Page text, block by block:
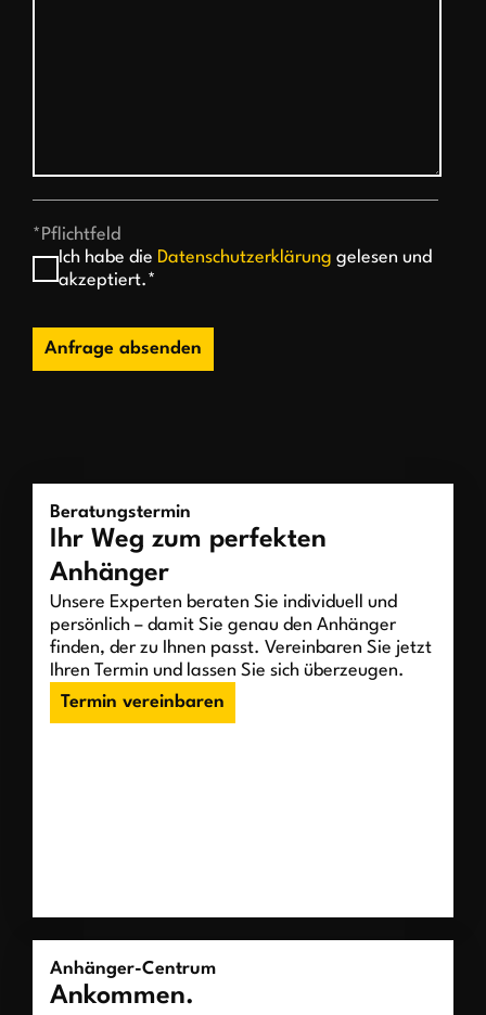
*Pflichtfeld
Ich habe die Datenschutzerklärung gelesen und
akzeptiert.*
Anfrage absenden
Beratungstermin
Ihr Weg zum perfekten
Anhänger
Unsere Experten beraten Sie individuell und
persönlich – damit Sie genau den Anhänger
finden, der zu Ihnen passt. Vereinbaren Sie jetzt
Ihren Termin und lassen Sie sich überzeugen.
Termin vereinbaren
Anhänger-Centrum
Ankommen.